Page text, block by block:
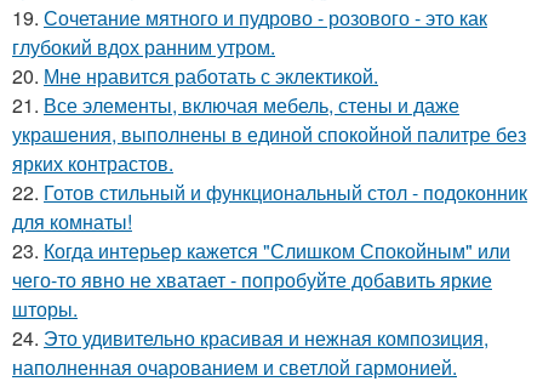
19. Сочетание мятного и пудрово - розового - это как
глубокий вдох ранним утром.
20. Мне нравится работать с эклектикой.
21. Все элементы, включая мебель, стены и даже
украшения, выполнены в единой спокойной палитре без
ярких контрастов.
22. Готов стильный и функциональный стол - подоконник
для комнаты!
23. Когда интерьер кажется "Слишком Спокойным" или
чего-то явно не хватает - попробуйте добавить яркие
шторы.
24. Это удивительно красивая и нежная композиция,
наполненная очарованием и светлой гармонией.